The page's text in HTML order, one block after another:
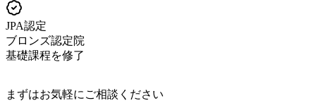
JPA認定
ブロンズ認定院
基礎課程を修了
まずはお気軽にご相談ください